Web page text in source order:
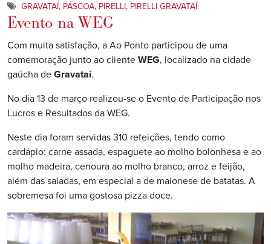
GRAVATAÍ, PÁSCOA, PIRELLI, PIRELLI GRAVATAÍ
Evento na WEG
Com muita satisfação, a Ao Ponto participou de uma
comemoração junto ao cliente WEG, localizado na cidade
gaúcha de Gravataí.
No dia 13 de março realizou-se o Evento de Participação nos
Lucros e Resultados da WEG.
Neste dia foram servidas 310 refeições, tendo como
cardápio: carne assada, espaguete ao molho bolonhesa e ao
molho madeira, cenoura ao molho branco, arroz e feijão,
além das saladas, em especial a de maionese de batatas. A
sobremesa foi uma gostosa pizza doce.